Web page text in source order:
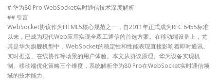
# 华为80 Pro WebSocket实时通信技术深度解析
## 引言
WebSocket协议作为HTML5核心规范之一，自2011年正式成为RFC 6455标准
以来，已成为现代Web应用实现全双工通信的首选方案。在移动端设备上，尤
其是华为旗舰机型中，WebSocket的稳定性和性能表现直接影响着即时通讯、
实时推送、在线协作等场景的用户体验。本文从协议原理、华为设备实现机
制、移动端优化策略三个维度，系统解析华为80 Pro在WebSocket实时通信领
域的技术能力。